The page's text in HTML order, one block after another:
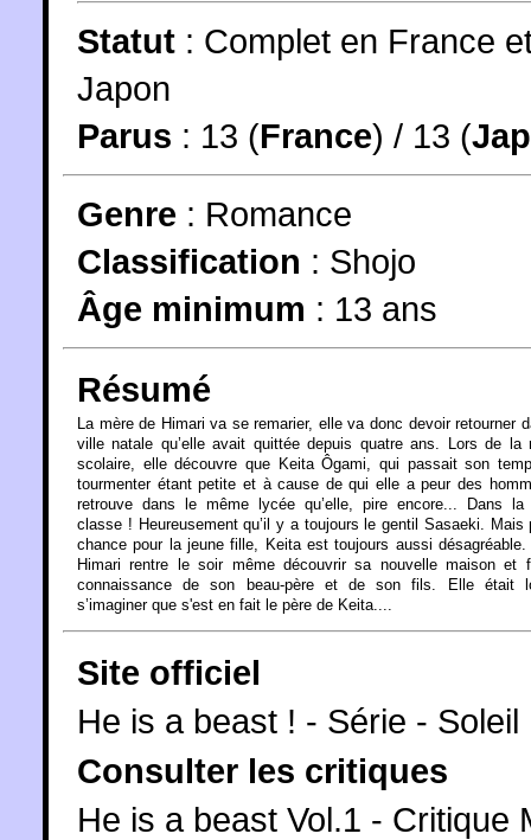
Statut : Complet en France
Japon
Parus : 13 (France) / 13 (
Genre : Romance
Classification : Shojo
Âge minimum : 13 ans
Résumé
La mère de Himari va se remarier, elle va donc devoir retourner
ville natale qu’elle avait quittée depuis quatre ans. Lors de la
scolaire, elle découvre que Keita Ôgami, qui passait son
tourmenter étant petite et à cause de qui elle a peur des
retrouve dans le même lycée qu’elle, pire encore... Dans la
classe ! Heureusement qu’il y a toujours le gentil Sasaeki. Mais
chance pour la jeune fille, Keita est toujours aussi désagréable.
Himari rentre le soir même découvrir sa nouvelle maison et
connaissance de son beau-père et de son fils. Elle était
s’imaginer que s'est en fait le père de Keita....
Site officiel
He is a beast ! - Série - Soleil
Consulter les critiques
He is a beast Vol.1 - Critique